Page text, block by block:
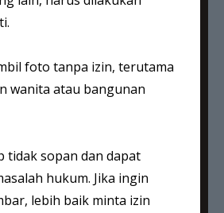
foto tanpa izin, terutama
wanita atau bangunan
tidak sopan dan dapat
hukum. Jika ingin
lebih baik minta izin